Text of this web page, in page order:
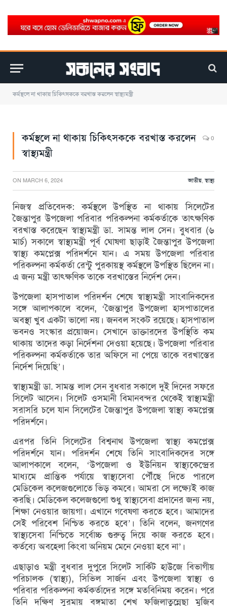
কর্মস্থলে না থাকায় চিকিৎসককে বরখাস্ত করলেন স্বাস্থ্যমন্ত্রী
কর্মস্থলে না থাকায় চিকিৎসককে বরখাস্ত করলেন
স্বাস্থ্যমন্ত্রী
0
ON MARCH 6, 2024 জাতীয়,স্বাস্থ্য
নিজস্ব প্রতিবেদক: কর্মস্থলে উপস্থিত না থাকায় সিলেটের
জৈন্তাপুর উপজেলা পরিবার পরিকল্পনা কর্মকর্তাকে তাৎক্ষণিক
বরখাস্ত করেছেন স্বাস্থ্যমন্ত্রী ডা. সামন্ত লাল সেন। বুধবার (৬
মার্চ) সকালে স্বাস্থ্যমন্ত্রী পূর্ব ঘোষণা ছাড়াই জৈন্তাপুর উপজেলা
স্বাস্থ্য কমপ্লেক্স পরিদর্শনে যান। এ সময় উপজেলা পরিবার
পরিকল্পনা কর্মকর্তা রেন্টু পুরকায়স্থ কর্মস্থলে উপস্থিত ছিলেন না।
এ জন্য মন্ত্রী তাৎক্ষণিক তাকে বরখাস্তের নির্দেশ দেন।
উপজেলা হাসপাতাল পরিদর্শন শেষে স্বাস্থ্যমন্ত্রী সাংবাদিকদের
সঙ্গে আলাপকালে বলেন, ‘জৈন্তাপুর উপজেলা হাসপাতালের
অবস্থা খুব একটা ভালো নয়। জনবল সংকট রয়েছে। হাসপাতাল
ভবনও সংস্কার প্রয়োজন। সেখানে ডাক্তারদের উপস্থিতি কম
থাকায় তাদের কড়া নির্দেশনা দেওয়া হয়েছে। উপজেলা পরিবার
পরিকল্পনা কর্মকর্তাকে তার অফিসে না পেয়ে তাকে বরখাস্তের
নির্দেশ দিয়েছি’।
স্বাস্থ্যমন্ত্রী ডা. সামন্ত লাল সেন বুধবার সকালে দুই দিনের সফরে
সিলেট আসেন। সিলেট ওসমানী বিমানবন্দর থেকেই স্বাস্থ্যমন্ত্রী
সরাসরি চলে যান সিলেটের জৈন্তাপুর উপজেলা স্বাস্থ্য কমপ্লেক্স
পরিদর্শনে।
এরপর তিনি সিলেটের বিশ্বনাথ উপজেলা স্বাস্থ্য কমপ্লেক্স
পরিদর্শনে যান। পরিদর্শন শেষে তিনি সাংবাদিকদের সঙ্গে
আলাপকালে বলেন, ‘উপজেলা ও ইউনিয়ন স্বাস্থ্যকেন্দ্রের
মাধ্যমে প্রান্তিক পর্যায়ে স্বাস্থ্যসেবা পৌঁছে দিতে পারলে
মেডিকেল কলেজগুলোতে ভিড় কমবে। আমরা সে লক্ষ্যেই কাজ
করছি। মেডিকেল কলেজগুলো শুধু স্বাস্থ্যসেবা প্রদানের জন্য নয়,
শিক্ষা নেওয়ার জায়গা। এখানে গবেষণা করতে হবে। আমাদের
সেই পরিবেশ নিশ্চিত করতে হবে’। তিনি বলেন, জনগণের
স্বাস্থ্যসেবা নিশ্চিতে সর্বোচ্চ গুরুত্ব দিয়ে কাজ করতে হবে।
কর্তব্যে অবহেলা কিংবা অনিয়ম মেনে নেওয়া হবে না’।
এছাড়াও মন্ত্রী বুধবার দুপুরে সিলেট সার্কিট হাউজে বিভাগীয়
পরিচালক (স্বাস্থ্য), সিভিল সার্জন এবং উপজেলা স্বাস্থ্য ও
পরিবার পরিকল্পনা কর্মকর্তাদের সঙ্গে মতবিনিময় করেন। পরে
তিনি দক্ষিণ সুরমায় বঙ্গমাতা শেখ ফজিলাতুন্নেছা মুজিব